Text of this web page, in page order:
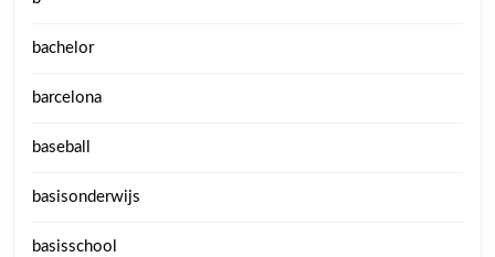
bachelor
barcelona
baseball
basisonderwijs
basisschool